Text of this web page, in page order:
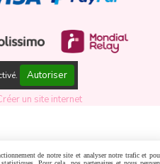
Autoriser
un site internet
de notre site et analyser notre trafic et